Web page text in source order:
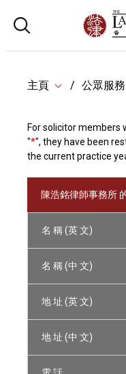
主頁 公眾服務
For solicitor members
"*", they have been
the current practice
陳浩銘律師事務所
名 稱 (英 文)
名 稱 (中 文)
地 址 (英 文)
地 址 (中 文)